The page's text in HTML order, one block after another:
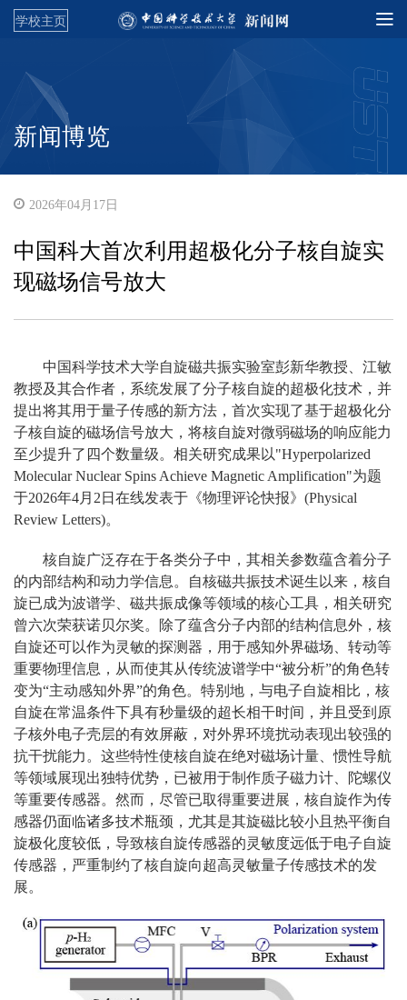
学校主页
新闻博览
2026年04月17日
中国科大首次利用超极化分子核自旋实
现磁场信号放大
中国科学技术大学自旋磁共振实验室彭新华教授、江敏
教授及其合作者，系统发展了分子核自旋的超极化技术，并
提出将其用于量子传感的新方法，首次实现了基于超极化分
子核自旋的磁场信号放大，将核自旋对微弱磁场的响应能力
至少提升了四个数量级。相关研究成果以"Hyperpolarized
Molecular Nuclear Spins Achieve Magnetic Amplification"为题
于2026年4月2日在线发表于《物理评论快报》(Physical
Review Letters)。
核自旋广泛存在于各类分子中，其相关参数蕴含着分子
的内部结构和动力学信息。自核磁共振技术诞生以来，核自
旋已成为波谱学、磁共振成像等领域的核心工具，相关研究
曾六次荣获诺贝尔奖。除了蕴含分子内部的结构信息外，核
自旋还可以作为灵敏的探测器，用于感知外界磁场、转动等
重要物理信息，从而使其从传统波谱学中“被分析”的角色转
变为“主动感知外界”的角色。特别地，与电子自旋相比，核
自旋在常温条件下具有秒量级的超长相干时间，并且受到原
子核外电子壳层的有效屏蔽，对外界环境扰动表现出较强的
抗干扰能力。这些特性使核自旋在绝对磁场计量、惯性导航
等领域展现出独特优势，已被用于制作质子磁力计、陀螺仪
等重要传感器。然而，尽管已取得重要进展，核自旋作为传
感器仍面临诸多技术瓶颈，尤其是其旋磁比较小且热平衡自
旋极化度较低，导致核自旋传感器的灵敏度远低于电子自旋
传感器，严重制约了核自旋向超高灵敏量子传感技术的发
展。